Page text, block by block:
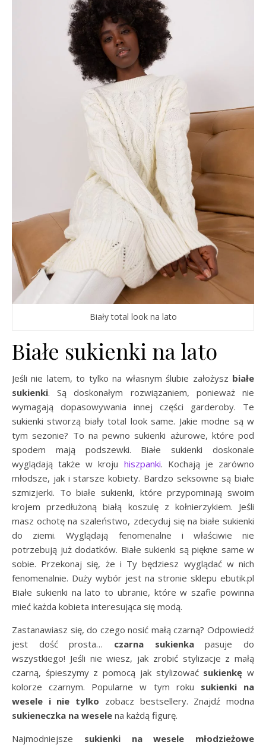
Biały total look na lato
Białe sukienki na lato
Jeśli nie latem, to tylko na własnym ślubie założysz białe
sukienki. Są doskonałym rozwiązaniem, ponieważ nie
wymagają dopasowywania innej części garderoby. Te
sukienki stworzą biały total look same. Jakie modne są w
tym sezonie? To na pewno sukienki ażurowe, które pod
spodem mają podszewki. Białe sukienki doskonale
wyglądają także w kroju hiszpanki. Kochają je zarówno
młodsze, jak i starsze kobiety. Bardzo seksowne są białe
szmizjerki. To białe sukienki, które przypominają swoim
krojem przedłużoną białą koszulę z kołnierzykiem. Jeśli
masz ochotę na szaleństwo, zdecyduj się na białe sukienki
do ziemi. Wyglądają fenomenalne i właściwie nie
potrzebują już dodatków. Białe sukienki są piękne same w
sobie. Przekonaj się, że i Ty będziesz wyglądać w nich
fenomenalnie. Duży wybór jest na stronie sklepu ebutik.pl
Białe sukienki na lato to ubranie, które w szafie powinna
mieć każda kobieta interesująca się modą.
Zastanawiasz się, do czego nosić małą czarną? Odpowiedź
jest dość prosta… czarna sukienkapasuje do
wszystkiego! Jeśli nie wiesz, jak zrobić stylizacje z małą
czarną, śpieszymy z pomocą jak stylizować sukienkę w
kolorze czarnym. Popularne w tym roku sukienki na
wesele i nie tylko zobacz bestsellery. Znajdź modna
sukieneczka na wesele na każdą figurę.
Najmodniejsze sukienki na wesele młodzieżowe